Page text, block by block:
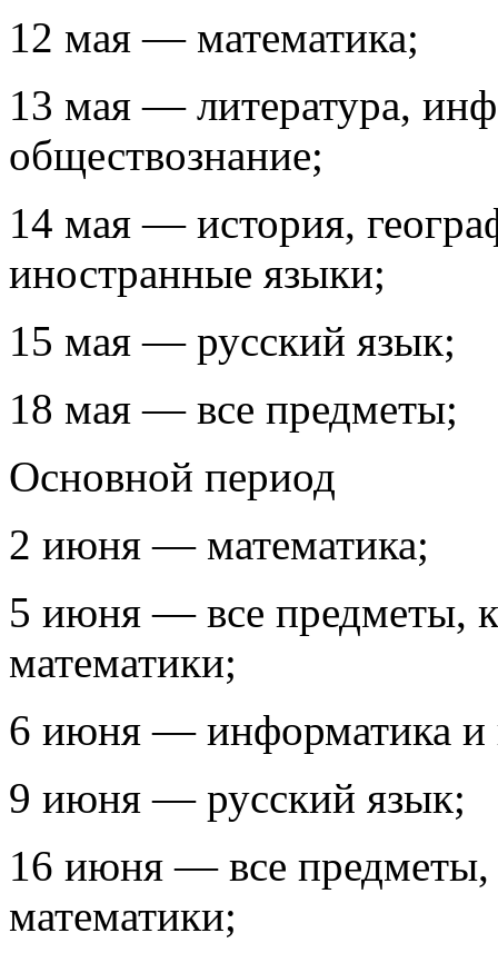
12 мая — математика;
13 мая — литература,
обществознание;
14 мая — история,
иностранные языки;
15 мая — русский язык;
18 мая — все предметы;
Основной период
2 июня — математика;
5 июня — все предметы,
математики;
6 июня — информатика и
9 июня — русский язык;
16 июня — все предметы,
математики;